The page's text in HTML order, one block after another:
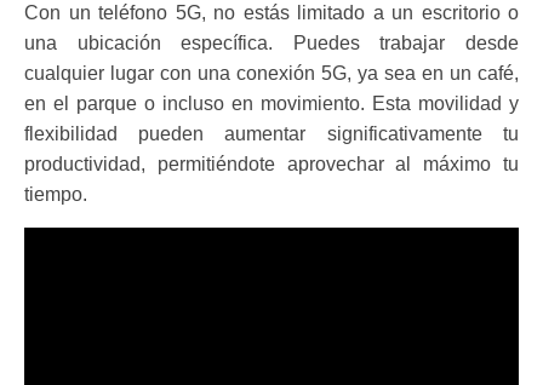
Con un teléfono 5G, no estás limitado a un escritorio o
una ubicación específica. Puedes trabajar desde
cualquier lugar con una conexión 5G, ya sea en un café,
en el parque o incluso en movimiento. Esta movilidad y
flexibilidad pueden aumentar significativamente tu
productividad, permitiéndote aprovechar al máximo tu
tiempo.